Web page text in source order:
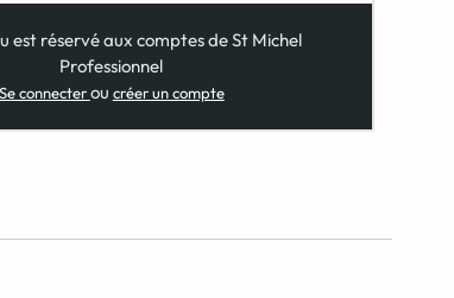
est réservé aux comptes de St Michel
Professionnel
Se connecterou créer un compte